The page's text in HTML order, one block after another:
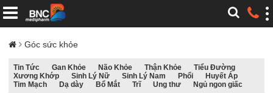
Góc sức khỏe
Tin Tức Gan Khỏe Não Khỏe Thận Khỏe
Tiểu Đường
Xương Khớp
Sinh Lý Nữ Sinh Lý Nam Phổi
Huyết Áp
Tim Mạch
Dạ dày Bổ Mắt Trĩ Ung thư Ngủ ngon giấc